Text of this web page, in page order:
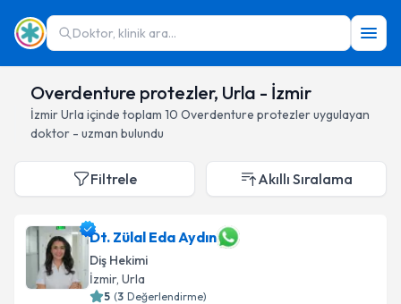
Doktor, klinik ara...
Overdenture protezler, Urla - İzmir
İzmirUrla içinde toplam 10 Overdenture protezleruygulayan
doktor - uzman bulundu
Filtrele Akıllı Sıralama
Dt. Zülal Eda Aydın
Diş Hekimi
İzmir, Urla
5 (3 Değerlendirme)